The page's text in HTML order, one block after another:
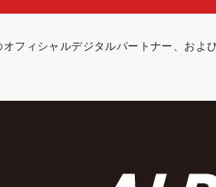
フィシャルデジタルパートナー、およ